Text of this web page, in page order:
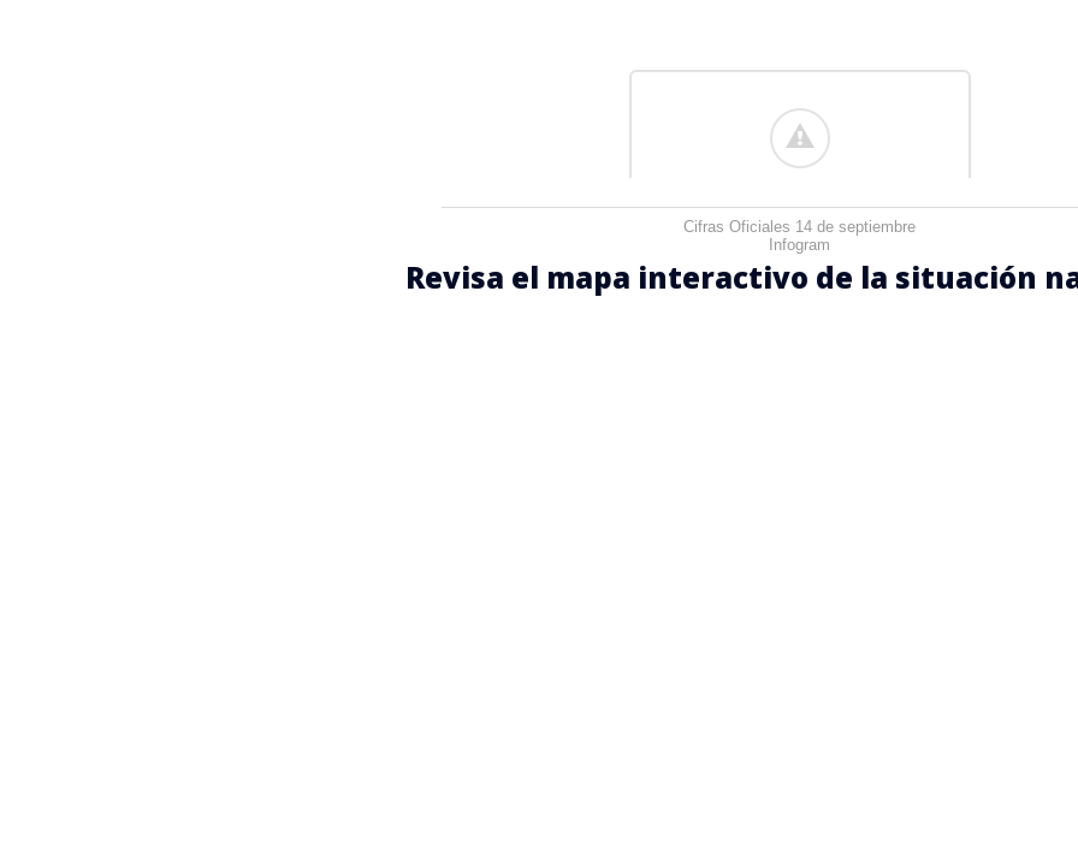
Cifras Oficiales 14 de septiembre
Infogram
Revisa el mapa interactivo de la situación